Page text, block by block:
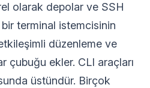
olarak depolar ve SSH
bir terminal istemcisinin
düzenleme ve
çubuğu ekler. CLI araçları
üstündür. Birçok